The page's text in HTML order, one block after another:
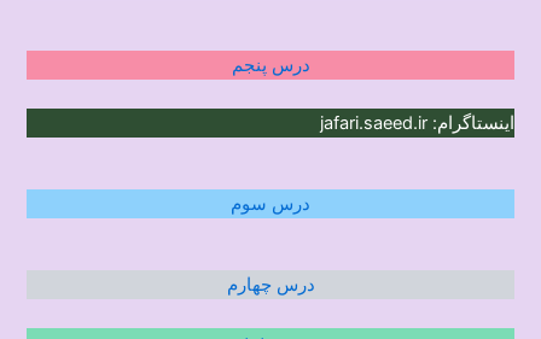
درس پنجم
اینستاگرام: jafari.saeed.ir
درس سوم
درس چهارم